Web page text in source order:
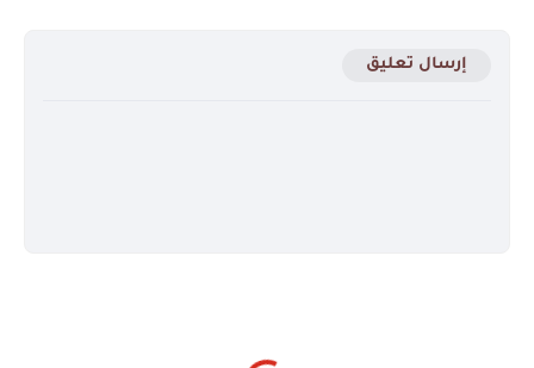
إرسال تعليق